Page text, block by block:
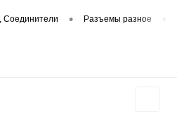
Соединители • Разъемы разное